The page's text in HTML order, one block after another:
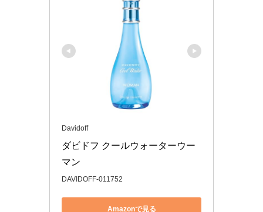
Davidoff
ダビドフ クールウォーターウー
マン
DAVIDOFF-011752
Amazonで見る